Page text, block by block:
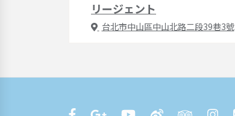
リージェント
台北市中山區中山北路二段39巷3號